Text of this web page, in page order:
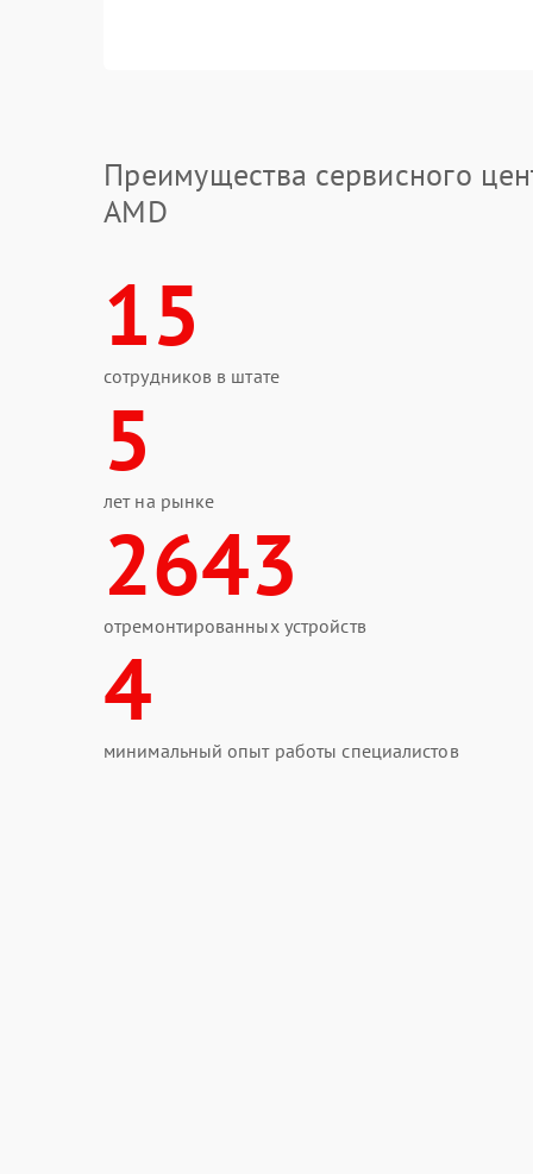
Преимущества сервисного
AMD
15
сотрудников в штате
5
лет на рынке
2643
отремонтированных устройств
4
минимальный опыт работы специалистов